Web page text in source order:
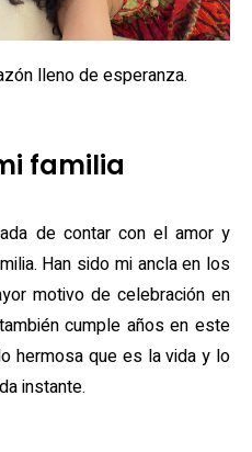
lleno de esperanza.
familia
de contar con el amor y
Han sido mi ancla en los
motivo de celebración en
cumple años en este
hermosa que es la vida y lo
instante.